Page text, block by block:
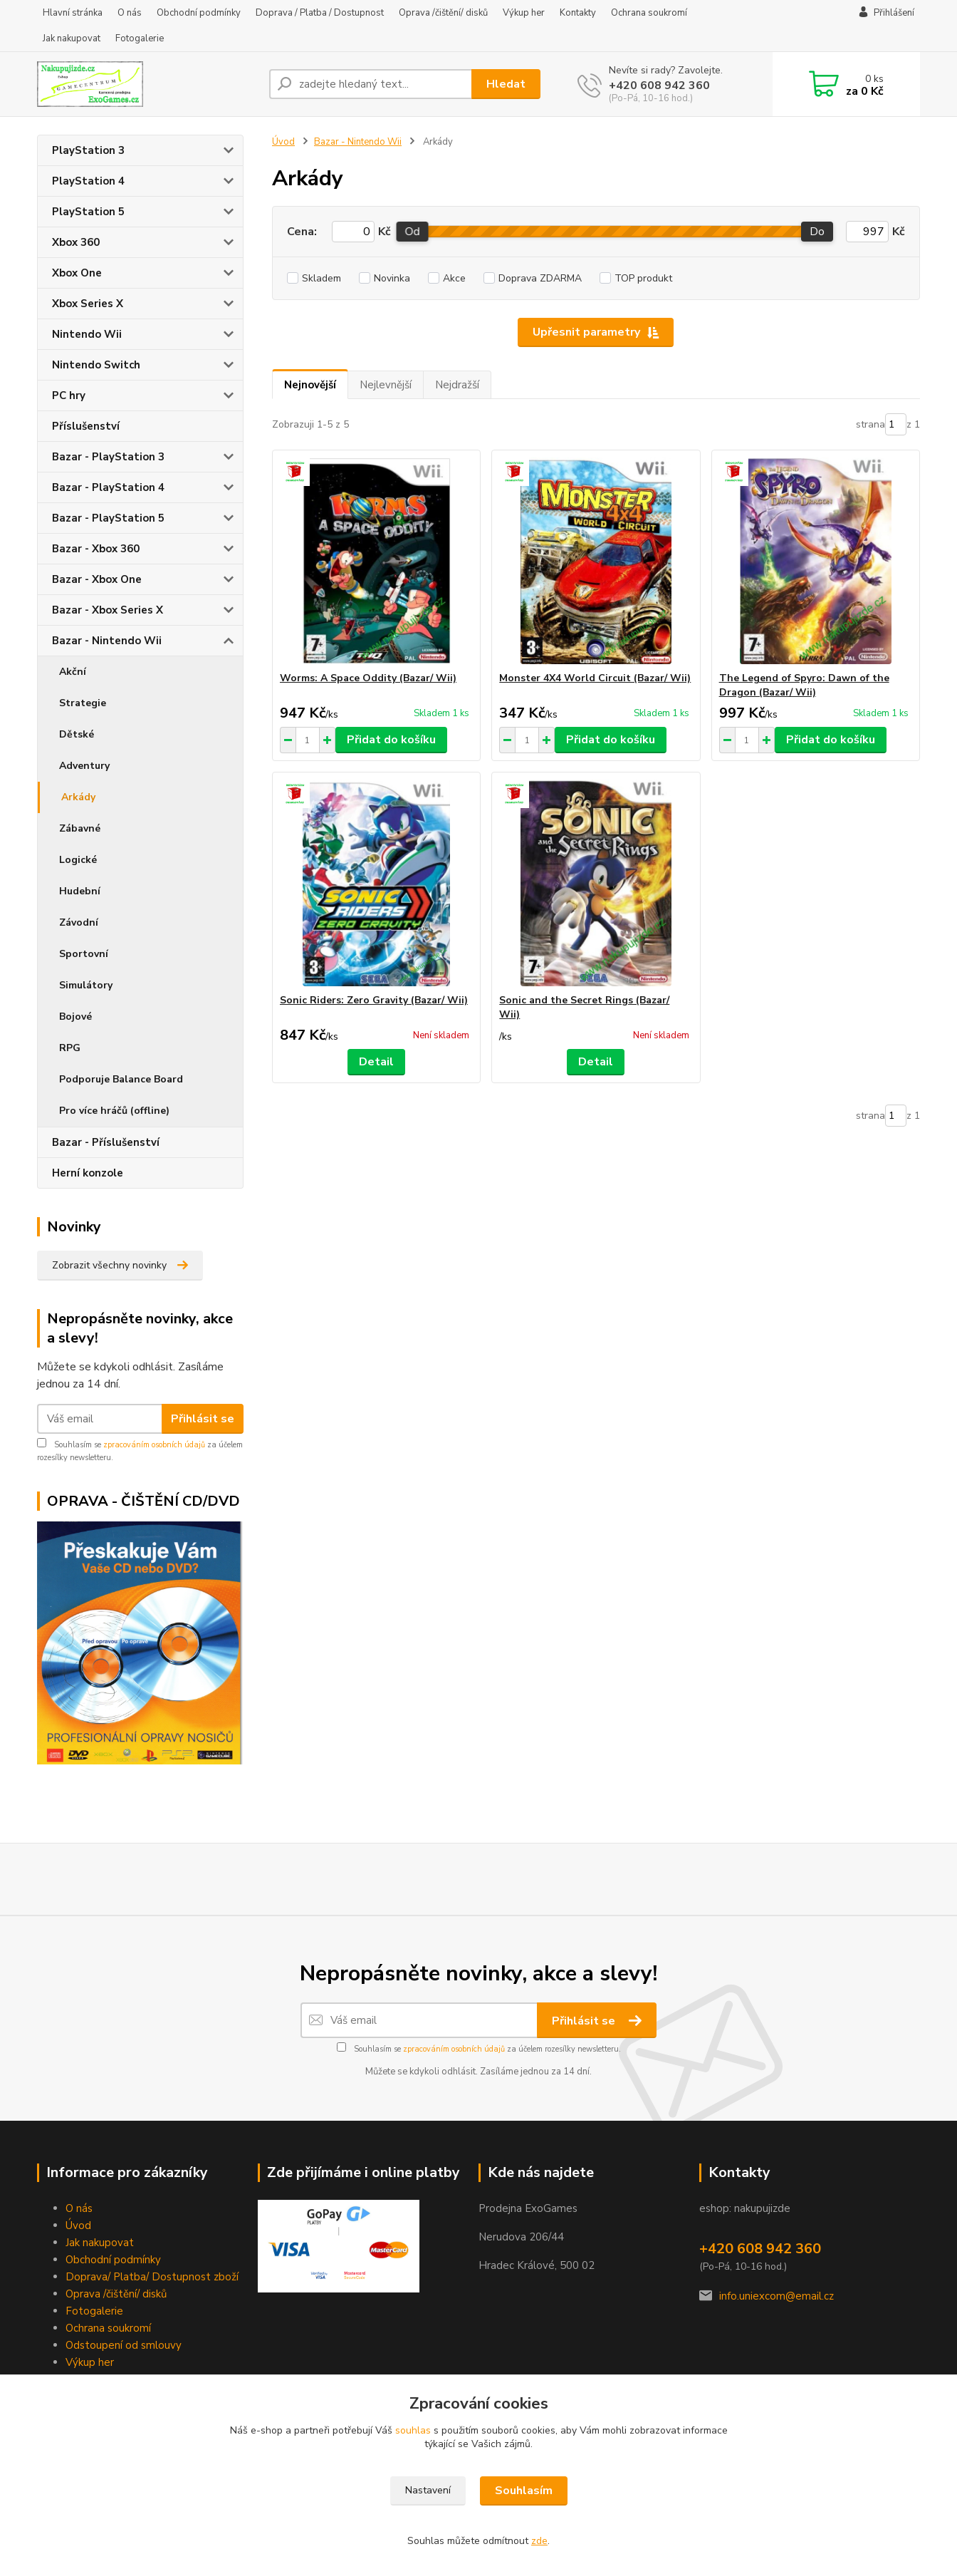
Hlavní stránka O nás Obchodní podmínky Doprava / Platba / Dostupnost Oprava /čištění/ disků Výkup her Kontakty
Ochrana soukromí
Jak nakupovat
Fotogalerie
Přihlášení
Hledat
Nevíte si rady? Zavolejte.
+420 608 942 360
(Po-Pá, 10-16 hod.)
0ks
za 0 Kč
PlayStation 3
PlayStation 4
PlayStation 5
Xbox 360
Xbox One
Xbox Series X
Nintendo Wii
Nintendo Switch
PC hry
Příslušenství
Bazar - PlayStation 3
Bazar - PlayStation 4
Bazar - PlayStation 5
Bazar - Xbox 360
Bazar - Xbox One
Bazar - Xbox Series X
Bazar - Nintendo Wii
Akční
Strategie
Dětské
Adventury
Arkády
Zábavné
Logické
Hudební
Závodní
Sportovní
Simulátory
Bojové
RPG
Podporuje Balance Board
Pro více hráčů (offline)
Bazar - Příslušenství
Herní konzole
Novinky
Zobrazit všechny novinky
Nepropásněte novinky, akce
a slevy!
Můžete se kdykoli odhlásit. Zasíláme
jednou za 14 dní.
Přihlásit se
Souhlasím se zpracováním osobních údajů za účelem
rozesílky newsletteru.
OPRAVA - ČIŠTĚNÍ CD/DVD
Úvod Bazar - Nintendo Wii Arkády
Arkády
Upřesnit parametry
Cena: Kč Od Do Kč
Skladem Novinka Akce Doprava ZDARMA TOP produkt
Nejnovější Nejlevnější Nejdražší
Zobrazuji 1-5 z 5 strana z 1
Worms: A Space Oddity (Bazar/ Wii)
947 Kč/ks Skladem 1 ks
Přidat do košíku
Monster 4X4 World Circuit (Bazar/ Wii)
347 Kč/ks Skladem 1 ks
Přidat do košíku
The Legend of Spyro: Dawn of the
Dragon (Bazar/ Wii)
997 Kč/ks Skladem 1 ks
Přidat do košíku
Sonic Riders: Zero Gravity (Bazar/ Wii)
847 Kč/ks Není skladem
Detail
Sonic and the Secret Rings (Bazar/
Wii)
/ks Není skladem
Detail
strana z 1
Nepropásněte novinky, akce a slevy!
Přihlásit se
Souhlasím se zpracováním osobních údajůza účelem rozesílky newsletteru.
Můžete se kdykoli odhlásit. Zasíláme jednou za 14 dní.
Informace pro zákazníky
O nás
Úvod
Jak nakupovat
Obchodní podmínky
Doprava/ Platba/ Dostupnost zboží
Oprava /čištění/ disků
Fotogalerie
Ochrana soukromí
Odstoupení od smlouvy
Výkup her
Kontakty
Zde přijímáme i online platby Kde nás najdete
Prodejna ExoGames
Nerudova 206/44
Hradec Králové, 500 02
GPS 50.2103933N, 15.8115061E
Kontakty
eshop: nakupujizde
+420 608 942 360
(Po-Pá, 10-16 hod.)
info.uniexcom@email.cz
Zpracování cookies
Náš e-shop a partneři potřebují Váš souhlas s použitím souborů cookies, aby Vám mohli zobrazovat informace
týkající se Vašich zájmů.
Nastavení Souhlasím
Souhlas můžete odmítnout zde.